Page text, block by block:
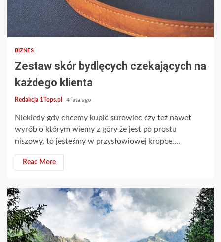
2 min read
BIZNES
Zestaw skór bydlęcych czekających na
każdego klienta
Redakcja 1Tops.pl 4 lata ago
Niekiedy gdy chcemy kupić surowiec czy też nawet
wyrób o którym wiemy z góry że jest po prostu
niszowy, to jesteśmy w przysłowiowej kropce....
Read More